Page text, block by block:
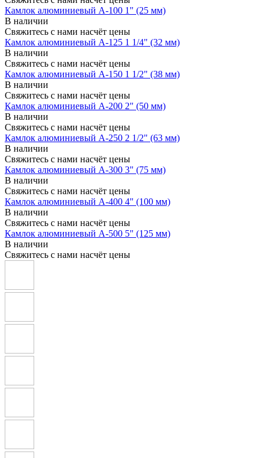
Камлок алюминиевый A-100 1" (25 мм)
В наличии
Свяжитесь с нами насчёт цены
Камлок алюминиевый A-125 1 1/4" (32 мм)
В наличии
Свяжитесь с нами насчёт цены
Камлок алюминиевый A-150 1 1/2" (38 мм)
В наличии
Свяжитесь с нами насчёт цены
Камлок алюминиевый A-200 2" (50 мм)
В наличии
Свяжитесь с нами насчёт цены
Камлок алюминиевый A-250 2 1/2" (63 мм)
В наличии
Свяжитесь с нами насчёт цены
Камлок алюминиевый A-300 3" (75 мм)
В наличии
Свяжитесь с нами насчёт цены
Камлок алюминиевый A-400 4" (100 мм)
В наличии
Свяжитесь с нами насчёт цены
Камлок алюминиевый A-500 5" (125 мм)
В наличии
Свяжитесь с нами насчёт цены